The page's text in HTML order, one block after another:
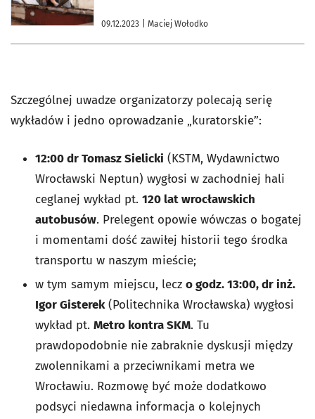
09.12.2023 | Maciej Wołodko
Szczególnej uwadze organizatorzy polecają serię
wykładów i jedno oprowadzanie „kuratorskie”:
12:00 dr Tomasz Sielicki (KSTM, Wydawnictwo
Wrocławski Neptun) wygłosi w zachodniej hali
ceglanej wykład pt. 120 lat wrocławskich
autobusów. Prelegent opowie wówczas o bogatej
i momentami dość zawiłej historii tego środka
transportu w naszym mieście;
w tym samym miejscu, lecz o godz. 13:00, dr inż.
Igor Gisterek(Politechnika Wrocławska) wygłosi
wykład pt. Metro kontra SKM. Tu
prawdopodobnie nie zabraknie dyskusji między
zwolennikami a przeciwnikami metra we
Wrocławiu. Rozmowę być może dodatkowo
podsyci niedawna informacja o kolejnych